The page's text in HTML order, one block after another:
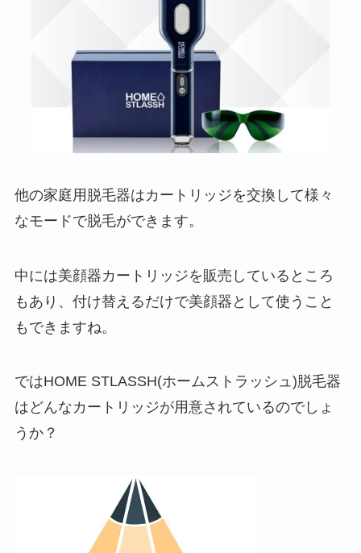
他の家庭用脱毛器はカートリッジを交換して様々
なモードで脱毛ができます。
中には美顔器カートリッジを販売しているところ
もあり、付け替えるだけで美顔器として使うこと
もできますね。
ではHOME STLASSH(ホームストラッシュ)脱毛器
はどんなカートリッジが用意されているのでしょ
うか？